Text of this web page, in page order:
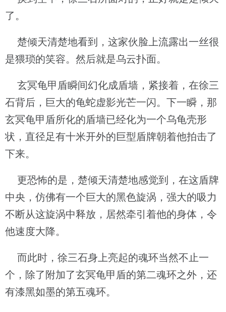
了。
楚倾天清楚地看到，这家伙脸上流露出一丝很
是猥琐的笑容。然后就是乌云扑面。
玄冥龟甲盾瞬间幻化成盾墙，紧接着，在徐三
石背后，巨大的龟蛇虚影光芒一闪。下一瞬，那
玄冥龟甲盾所化的盾墙已经化为一个乌龟壳形
状，直径足有十米开外的巨型盾牌朝着他拍击了
下来。
更恐怖的是，楚倾天清楚地感觉到，在这盾牌
中央，仿佛有一个巨大的黑色旋涡，强大的吸力
不断从这旋涡中释放，居然牵引着他的身体，令
他速度大降。
而此时，徐三石身上亮起的魂环当然不止一
个，除了附加了玄冥龟甲盾的第二魂环之外，还
有漆黑如墨的第五魂环。